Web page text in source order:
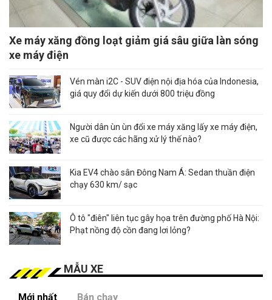
Xe máy xăng đồng loạt giảm giá sâu giữa làn sóng
xe máy điện
Vén màn i2C - SUV điện nội địa hóa của Indonesia,
giá quy đổi dự kiến dưới 800 triệu đồng
Người dân ùn ùn đổi xe máy xăng lấy xe máy điện,
xe cũ được các hãng xử lý thế nào?
Kia EV4 chào sân Đông Nam Á: Sedan thuần điện
chạy 630 km/ sạc
Ô tô "điên" liên tục gây họa trên đường phố Hà Nội:
Phạt nồng độ cồn đang lơi lỏng?
MẪU XE
Mới nhất Bán chạy